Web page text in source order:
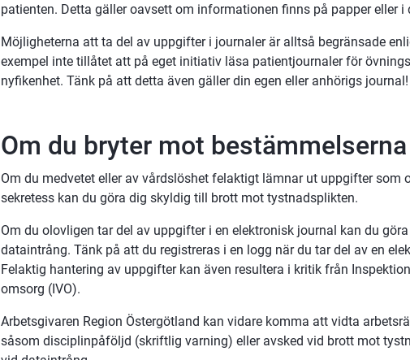
patienten. Detta gäller oavsett om informationen finns på papper eller i
Möjligheterna att ta del av uppgifter i journaler är alltså begränsade
exempel inte tillåtet att på eget initiativ läsa patientjournaler för
nyfikenhet. Tänk på att detta även gäller din egen eller anhörigs journal!
Om du bryter mot bestämmelserna
Om du medvetet eller av vårdslöshet felaktigt lämnar ut uppgifter som
sekretess kan du göra dig skyldig till brott mot tystnadsplikten.
Om du olovligen tar del av uppgifter i en elektronisk journal kan du
dataintrång. Tänk på att du registreras i en logg när du tar del av en
Felaktig hantering av uppgifter kan även resultera i kritik från
omsorg (IVO).
Arbetsgivaren Region Östergötland kan vidare komma att vidta
såsom disciplinpåföljd (skriftlig varning) eller avsked vid brott mot